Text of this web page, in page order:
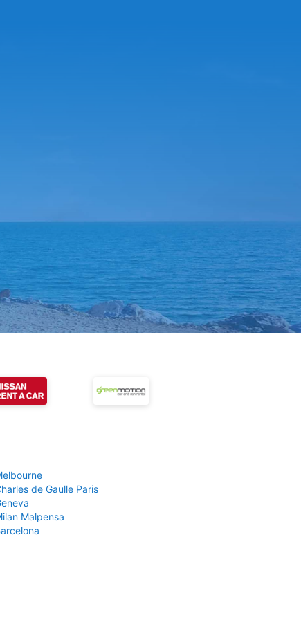
de Gaulle Paris
Malpensa